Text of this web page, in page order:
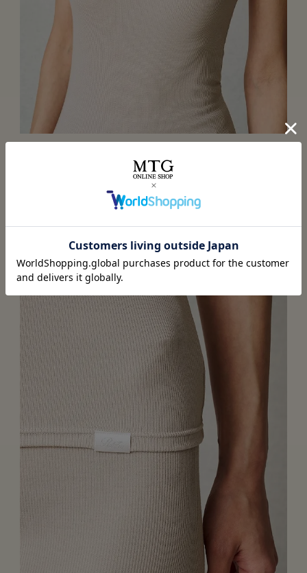
アウターに響かない深めのUネック
首回りを美しく見せる深めのラウンドネック。背面も適度
にあけていて、アウターにも影響しにくいシルエットで
す。